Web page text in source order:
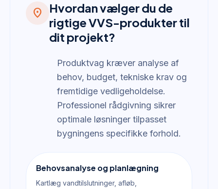
location_on
Hvordan vælger du de
rigtige VVS-produkter til
dit projekt?
Produktvag kræver analyse af
behov, budget, tekniske krav og
fremtidige vedligeholdelse.
Professionel rådgivning sikrer
optimale løsninger tilpasset
bygningens specifikke forhold.
Behovsanalyse og planlægning
Kartlæg vandtilslutninger, afløb,